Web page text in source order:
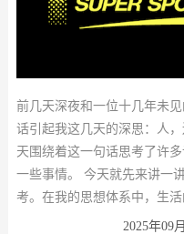
前几天深夜和一位十几年未
话引起我这几天的深思：人
天围绕着这一句话思考了许
一些事情。 今天就先来讲一
考。在我的思想体系中，生
2025年09